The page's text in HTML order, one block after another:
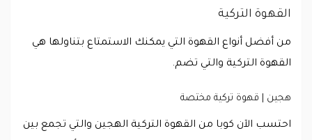
القهوة التركية
من أفضل أنواع القهوة التي يمكنك الاستمتاع بتناولها هي
القهوة التركية والتي تضم.
هجين | قهوة تركية مختصة
احتسب الآن كوبا من القهوة التركية الهجين والتي تجمع بين